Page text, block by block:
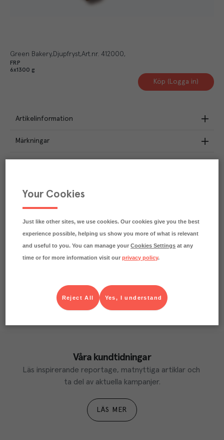
Green Bakery Djupfryst Art.nr. 412000
FRP
6x1300 g
Köp (Logga in)
Artikelinformation
Märkningar
Klimatavtryck
CO₂e/kg
Varje kilo av varan påverkar klimatet motsvarande
utsläppen av 1.1 kg koldioxid.
Våra kundtidningar
Läs inspirerande reportage, matnyttiga artiklar och
ta del av aktuella kampanjer.
LÄS MER
Your Cookies
Just like other sites, we use cookies. Our cookies give you the best
experience possible, helping us show you more of what is relevant
and useful to you. You can manage yourCookies Settings at any
time or for more information visit ourprivacy policy.
Yes, I understand
Reject All